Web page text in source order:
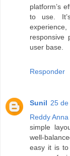
platform’s
to use.
responsive
user base.
Responder
Sunil 25
Reddy
simple
well-
easy it is to